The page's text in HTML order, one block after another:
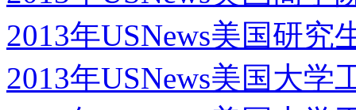
2013年USNews美国研究
2013年USNews美国大学